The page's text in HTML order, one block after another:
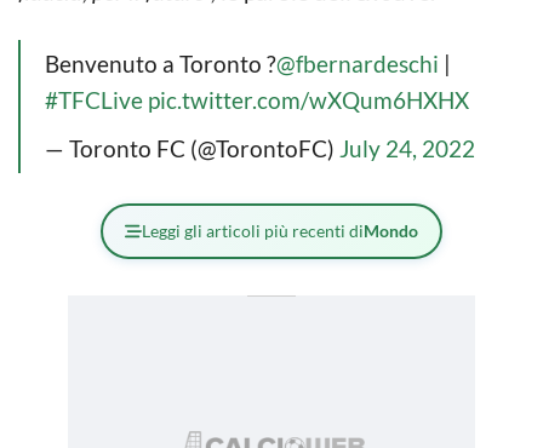
Benvenuto a Toronto ?@fbernardeschi |
#TFCLive pic.twitter.com/wXQum6HXHX
— Toronto FC (@TorontoFC) July 24, 2022
Leggi gli articoli più recenti diMondo